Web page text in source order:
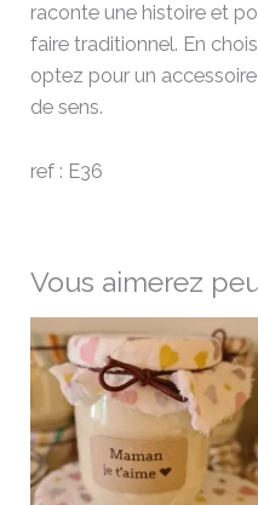
raconte une histoire et
faire traditionnel. En
optez pour un
de sens.
ref : E36
Vous aimerez